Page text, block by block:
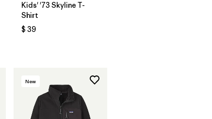
Kids' '73 Skyline T-
Shirt
$ 39
New